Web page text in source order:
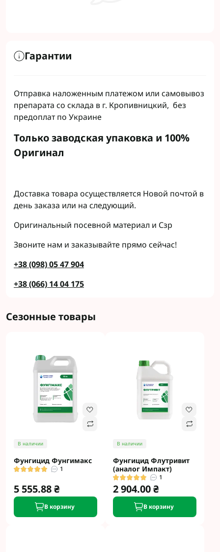
Гарантии
Отправка наложенным платежом или самовывоз
препарата со склада в г. Кропивницкий, без
предоплат по Украине
Только заводская упаковка и 100%
Оригинал
Доставка товара осуществляется Новой почтой в
день заказа или на следующий.
Оригинальный посевной материал и Сзр
Звоните нам и заказывайте прямо сейчас!
+38 (098) 05 47 904
+38 (066) 14 04 175
Сезонные товары
В наличии
Фунгицид Фунгимакс
1
5 555.88 ₴
В корзину
В наличии
Фунгицид Флутривит
(аналог Импакт)
1
2 904.00 ₴
В корзину